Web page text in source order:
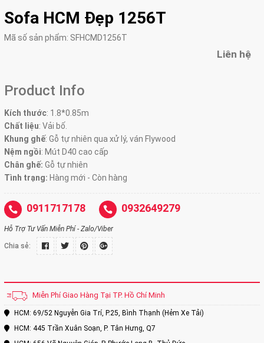
Sofa HCM Đẹp 1256T
Mã số sản phẩm: SFHCMD1256T
Liên hệ
Product Info
Kích thước: 1.8*0.85m
Chất liệu: Vải bố.
Khung ghế: Gỗ tự nhiên qua xử lý, ván Flywood
Nệm ngồi: Mút D40 cao cấp
Chân ghế: Gỗ tự nhiên
Tình trạng: Hàng mới - Còn hàng
0911717178 0932649279
Hỗ Trợ Tư Vấn Miễn Phí - Zalo/Viber
Chia sẻ:
Miễn Phí Giao Hàng Tại TP. Hồ Chí Minh
HCM: 69/52 Nguyễn Gia Trí, P.25, Bình Thạnh (Hẻm Xe Tải)
HCM: 445 Trần Xuân Soạn, P. Tân Hưng, Q7